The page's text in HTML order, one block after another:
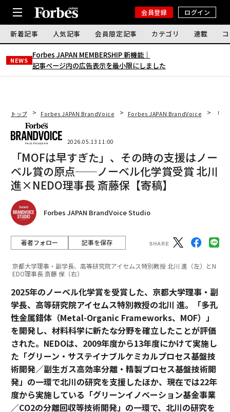
会員登録 ログイン
新着記事 人気記事 会員限定記事 カテゴリ 連載
NEWS
Forbes JAPAN MEMBERSHIP 新機能｜
記事ページ内の広告表示を最小限にしました
トップ Forbes JAPAN BrandVoice Forbes JAPAN BrandVoice 「
2026.05.13 11:00
「MOFは早すぎた」、その時の支援はノー
ベル賞の原点──ノーベル化学賞受賞 北川
進×NEDO理事長 斎藤保【寄稿】
Forbes JAPAN BrandVoice Studio
著者フォロー 記事を保存
京都大学理事・副学長、高等研究院アイセムス特別教授 北川 進（左）とN
EDO理事長 斎藤 保（右）
2025年のノーベル化学賞を受賞した、京都大学理事・副
学長、高等研究院アイセムス特別教授の北川 進。「多孔
性金属錯体（Metal-Organic Frameworks、MOF）」
を開発し、材料科学に新たな分野を確立したことが評価
された。NEDOは、2009年度から13年度にかけて実施し
た「グリーン・サステイナブルケミカルプロセス基盤技
術開発／副生ガス高効率分離・精製プロセス基盤技術開
発」の一環で北川の研究を支援したほか、現在では22年
度から実施している「グリーンイノベーション基金事業
／CO2の分離回収等技術開発」の一環で、北川の研究を